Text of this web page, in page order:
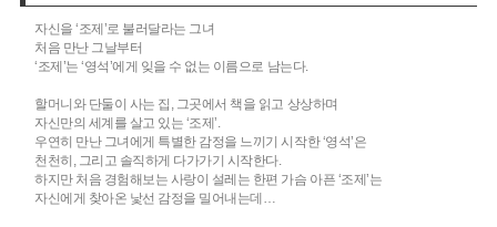
자신을 ‘조제’로 불러달라는 그녀
처음 만난 그날부터
‘조제’는 ‘영석’에게 잊을 수 없는 이름으로 남는다.
할머니와 단둘이 사는 집, 그곳에서 책을 읽고 상상하며
자신만의 세계를 살고 있는 ‘조제’.
우연히 만난 그녀에게 특별한 감정을 느끼기 시작한 ‘영석’은
천천히, 그리고 솔직하게 다가가기 시작한다.
하지만 처음 경험해보는 사랑이 설레는 한편 가슴 아픈 ‘조제’는
자신에게 찾아온 낯선 감정을 밀어내는데…